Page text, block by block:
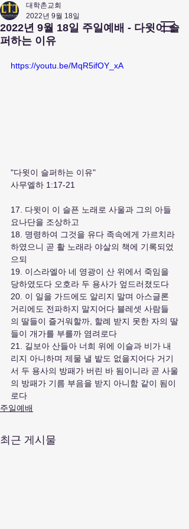
앤아버​ 대학촌 교회
Campus Town Church of Ann Arbor
2022년 9월 18일 주일예배 - 다윗이 슬
퍼하는 이유
대학촌교회
2022년 9월 18일
https://youtu.be/MqR5ifOY_xA
"다윗이 슬퍼하는 이유"
사무엘하 1:17-21
17. 다윗이 이 슬픈 노래로 사울과 그의 아들
요나단을 조상하고
18. 명령하여 그것을 유다 족속에게 가르치라
하였으니 곧 활 노래라 야살의 책에 기록되었
으되
19. 이스라엘아 네 영광이 산 위에서 죽임을
당하였도다 오호라 두 용사가 엎드러졌도다
20. 이 일을 가드에도 알리지 말며 아스글론
거리에도 전파하지 말지어다 블레셋 사람들
의 딸들이 즐거워할까, 할례 받지 못한 자의 딸
들이 개가를 부를까 염려로다
21. 길보아 산들아 너희 위에 이슬과 비가 내
리지 아니하며 제물 낼 밭도 없을지어다 거기
서 두 용사의 방패가 버린 바 됨이니라 곧 사울
의 방패가 기름 부음을 받지 아니함 같이 됨이
로다
주일예배
최근 게시물